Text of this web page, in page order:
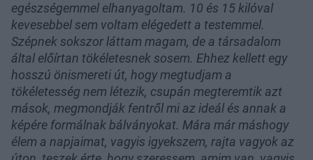
egészségemmel elhanyagoltam. 10 és 15 kilóval
kevesebbel sem voltam elégedett a testemmel.
Szépnek sokszor láttam magam, de a társadalom
által előírtan tökéletesnek sosem. Ehhez kellett egy
hosszú önismereti út, hogy megtudjam a
tökéletesség nem létezik, csupán megteremtik azt
mások, megmondják fentről mi az ideál és annak a
képére formálnak bálványokat. Mára már máshogy
élem a napjaimat, vagyis igyekszem, rajta vagyok az